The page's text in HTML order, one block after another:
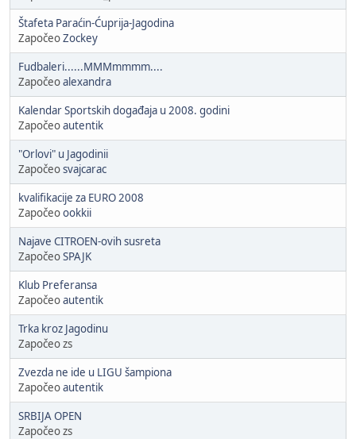
Štafeta Paraćin-Ćuprija-Jagodina
ZapočeoZockey
Fudbaleri......MMMmmmm....
Započeoalexandra
Kalendar Sportskih događaja u 2008. godini
Započeoautentik
"Orlovi" u Jagodinii
Započeosvajcarac
kvalifikacije za EURO 2008
Započeoookkii
Najave CITROEN-ovih susreta
ZapočeoSPAJK
Klub Preferansa
Započeoautentik
Trka kroz Jagodinu
Započeo zs
Zvezda ne ide u LIGU šampiona
Započeoautentik
SRBIJA OPEN
Započeo zs